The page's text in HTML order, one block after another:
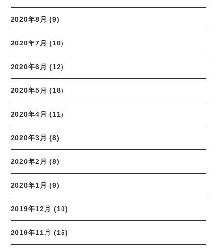
2020年8月 (9)
2020年7月 (10)
2020年6月 (12)
2020年5月 (18)
2020年4月 (11)
2020年3月 (8)
2020年2月 (8)
2020年1月 (9)
2019年12月 (10)
2019年11月 (15)